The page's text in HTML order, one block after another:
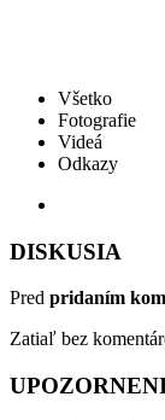
Všetko
Fotografie
Videá
Odkazy
DISKUSIA
Pred pridaním
Zatiaľ bez